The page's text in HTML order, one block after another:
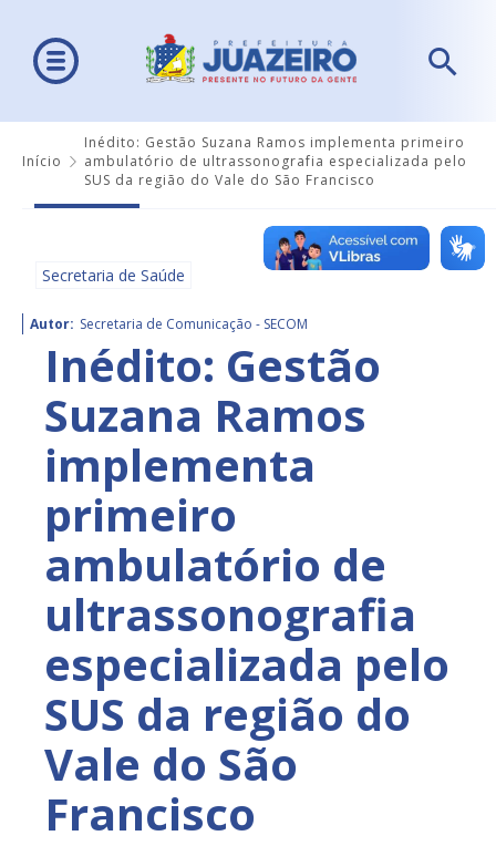
Início
Inédito: Gestão Suzana Ramos implementa primeiro
ambulatório de ultrassonografia especializada pelo
SUS da região do Vale do São Francisco
Secretaria de Saúde
Autor: Secretaria de Comunicação - SECOM
Inédito: Gestão
Suzana Ramos
implementa
primeiro
ambulatório de
ultrassonografia
especializada pelo
SUS da região do
Vale do São
Francisco